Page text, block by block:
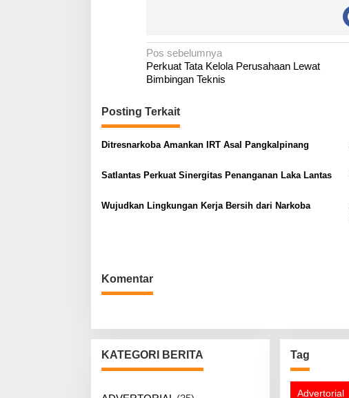
N
a
i
g
a
i
p
Pos sebelumnya
Perkuat Tata Kelola Perusahaan Lewat
Bimbingan Teknis
Posting Terkait
Ditresnarkoba Amankan IRT Asal Pangkalpinang
Satlantas Perkuat Sinergitas Penanganan Laka Lantas
Wujudkan Lingkungan Kerja Bersih dari Narkoba
Komentar
KATEGORI BERITA Tag
Advertorial